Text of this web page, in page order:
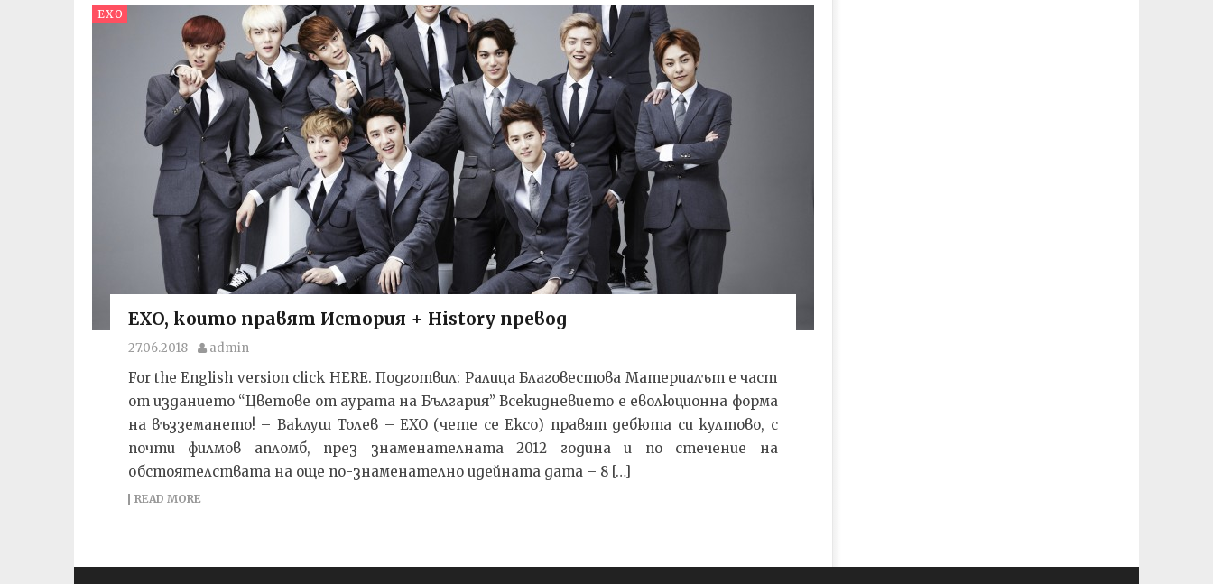
EXO
EXO, които правят История + History превод
27.06.2018 admin
For the English version click HERE. Подготвил: Ралица Благовестова Материалът е част
от изданието “Цветове от аурата на България” Всекидневието е еволюционна форма
на възземането! – Ваклуш Толев – ЕХО (чете се Ексо) правят дебюта си култово, с
почти филмов апломб, през знаменателната 2012 година и по стечение на
обстоятелствата на още по-знаменателно идейната дата – 8 […]
READ MORE